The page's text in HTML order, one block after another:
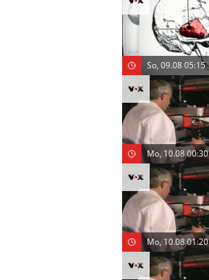
So, 09.08 05:15
Mo, 10.08 00:30
Mo, 10.08 01:20